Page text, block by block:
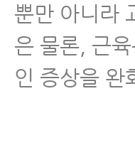
뿐만 아니라
은 물론, 근
인 증상을 완